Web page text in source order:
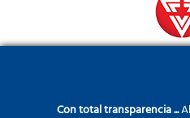
Con total transparencia ...